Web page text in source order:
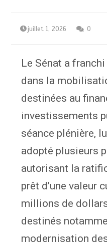
juillet 1, 2026 0
Le Sénat a
dans la
destinées au
investissements
séance plénière,
adopté plusieurs
autorisant la
prêt d’une valeur
millions de
destinés
modernisation